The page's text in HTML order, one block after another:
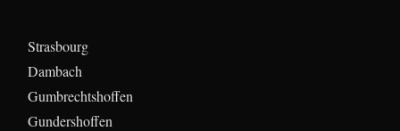
Strasbourg
Dambach
Gumbrechtshoffen
Gundershoffen